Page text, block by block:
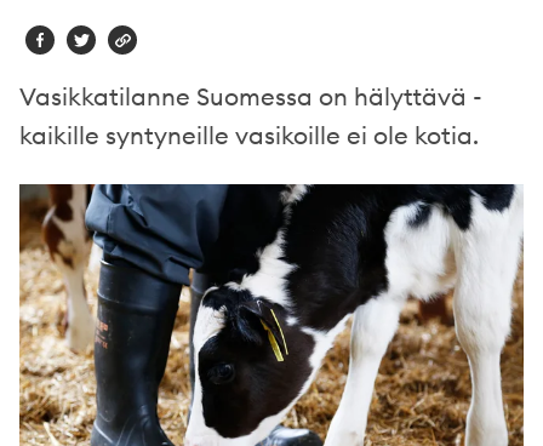
Vasikkatilanne Suomessa on hälyttävä -
kaikille syntyneille vasikoille ei ole kotia.